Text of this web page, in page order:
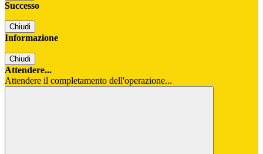
Successo
Chiudi
Informazione
Chiudi
Attendere...
Attendere il completamento dell'operazione...